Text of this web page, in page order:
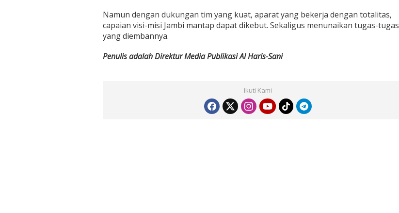
Namun dengan dukungan tim yang kuat, aparat yang bekerja dengan totalitas,
capaian visi-misi Jambi mantap dapat dikebut. Sekaligus menunaikan tugas-tugas
yang diembannya.
Penulis adalah Direktur Media Publikasi Al Haris-Sani
Ikuti Kami